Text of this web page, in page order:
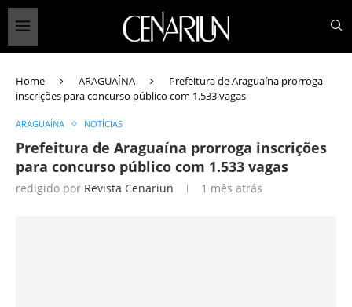
Home ARAGUAÍNA
Prefeitura de Araguaína prorroga
inscrições para concurso público com 1.533 vagas
ARAGUAÍNA NOTÍCIAS
Prefeitura de Araguaína prorroga inscrições
para concurso público com 1.533 vagas
redigido por Revista Cenariun 1 mês atrás